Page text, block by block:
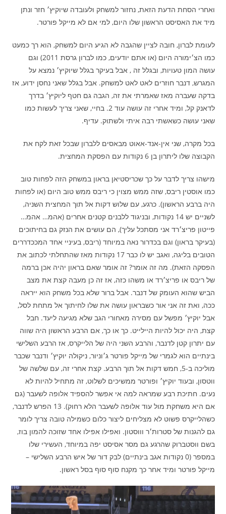
ואחרי הסחת הדעת הזאת, נחזור למשחק ולעובדה שיוקיץ׳ חזר ונתן
מיד את האסיסט הראשון שלו היום, למי אם לא מייקל פורטר.
לעומת לברון, חובה לציין שהגבה לא הגיע היום למשחק, הוא רך כמעט
כמו הצ׳ימורה היום (או אתם יודעים, כמו לברון גרסת 2011) וגם
עושה המון טעויות, ובגלל זה , אבל בעיקר בגלל שיוקיץ׳ נמצא על
המגרש, דנבר חוזרים לאט לאט למשחק. אבל בגלל שאני נחסן ידוע, אז
בדקה שעברה מאז שאמרתי את זה, הגבה גם חטף ליוקיץ׳ בדרך
לדאנק קל, ומיד אחרי זה עושה עוד 2. בחיי, שאני צריך לעשות כמו
שאני עושה כשאשתי רבה איתי ולשתוק. עדיף.
בכל מקרה, שני אין-אנד-אאוט מבאסים ללברון שבכל זאת לקח את
הקבוצה שלו ליתרון בן 6 נקודות עם הפסקת המחצית.
מישהו צריך לדבר על כך שכריסטיאן בראון במשחק הזה לפחות טוב
כמו אוסטין ריבס, שזה ממש מצוין כי ריבס ממש טוב היום (או לפחות
היה ברבע הראשון). כרגע, עם שלוש דקות אל תוך המחצית השניה,
לשניים יש 14 נקודות, ובניגוד ללבנים קטנים אחרים (אהמ… אהמ…
פייטון פריצ׳רד אני מסתכל עליך), הם עושים את הנזק גם בחיתוכים
(בעיקר בראון) וגם בכדרור נאה במיוחד (ריבס, בעיניי אחד המככדררים
הטובים בליגה, ואגב יש לו כבר 17 נקודות מאז שהתחלתי לכתוב את
הפסקה הזאת). מה זה אומר? זה אומר שאם בראון יהיה אכן ברמה
של ריבס או פריצ׳רד או משהו כזה, אז זה כן מעבה קצת את מצב
הביש שהוא העומק של דנבר. אבל ברור שלא בכל משחק הוא ייראה
ככה, ואת זה אני אור כשבראון עושה את שלו לחיתוך אל מתחת לסל,
אבל יוקיץ׳ מפשל עם מסירה מאחורי הגב שלא מגיעה ליעד. חבל
קצת, היה יכול להיות היילייט. כך או כך, אם הרבע הראשון היה שווה
עם יתרון קטן לדנבר, והרבע השני היה של הלייקרס, אז הרבע השלישי
בינתיים הוא לגמרי של מייקל פורטר ג׳וניור, ניקולה יוקיץ׳ ודנבר שכבר
מוליכה ב-5, חמש דקות אל תוך הרבע. קצת אחרי זה, עם שלשה של
ווטסון, ובעוד יוקיץ׳ ופורטר ממשיכים לשלוט, זה מתחיל להיות לא
נעים. חתיכת רבע שמראה למה אי אפשר להספיד אלופה לשעבר (גם
אם היא משחקת מול עוד אלופה לשעבר הלא רחוק). 13 הפרש לדנבר,
כשהלייקרס פשוט לא מצליחים ליצור כלום כשמילה טובה צריך לומר
גם להגנות של סטרות׳ר וווסטון. ואפילו אפילו אחד שזוכה להמון בוז,
בשם ווסטברוק שהרגע גם מסר אסיסט יפה במיוחד, העשירי שלו
במספר (0 נקודות אגב בינתיים) לבק דור של איש הרבע השלישי –
מייקל פורטר ומיד אחר כך מקנח סוף סוף בסל ראשון.